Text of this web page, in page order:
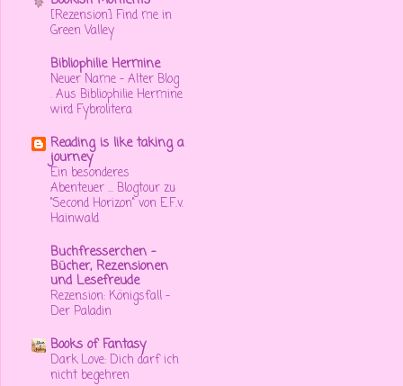
[Rezension] Find me in
Green Valley
Bibliophilie Hermine
Neuer Name - Alter Blog
. Aus Bibliophilie Hermine
wird Fybrolitera
Reading is like taking a
journey
Ein besonderes
Abenteuer ... Blogtour zu
"Second Horizon" von E.F.v.
Hainwald
Buchfresserchen -
Bücher, Rezensionen
und Lesefreude
Rezension: Königsfall -
Der Paladin
Books of Fantasy
Dark Love: Dich darf ich
nicht begehren